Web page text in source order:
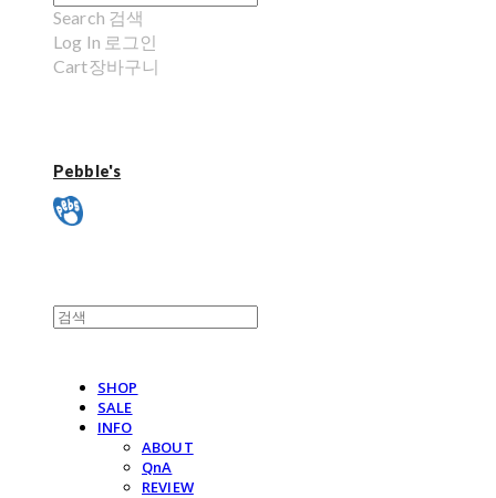
Search 검색
Log In 로그인
Cart장바구니
Pebble's
SHOP
SALE
INFO
ABOUT
QnA
REVIEW